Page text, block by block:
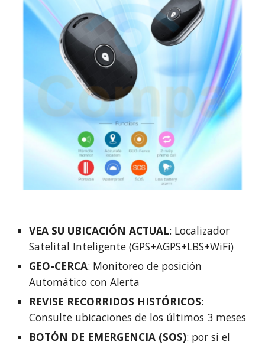
VEA SU UBICACIÓN ACTUAL: Localizador
Satelital Inteligente (GPS+AGPS+LBS+WiFi)
GEO-CERCA: Monitoreo de posición
Automático con Alerta
REVISE RECORRIDOS HISTÓRICOS:
Consulte ubicaciones de los últimos 3 meses
BOTÓN DE EMERGENCIA (SOS): por si el